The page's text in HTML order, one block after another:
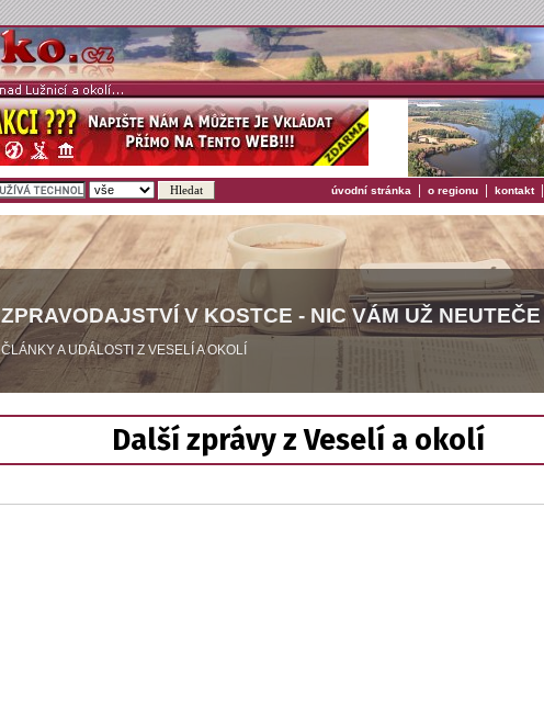
úvodní stránka | o regionu | kontakt|
ZPRAVODAJSTVÍ V KOSTCE - NIC VÁM UŽ NEUTEČE
ČLÁNKY A UDÁLOSTI Z VESELÍ A OKOLÍ
Další zprávy z Veselí a okolí